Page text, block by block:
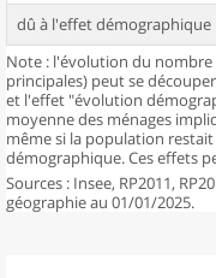
dû à l'effet démographique
Note : l'évolution du nombre
principales) peut se
et l'effet "évolution
moyenne des ménages
même si la population
démographique. Ces effets
Sources : Insee, RP2011,
géographie au 01/01/2025.